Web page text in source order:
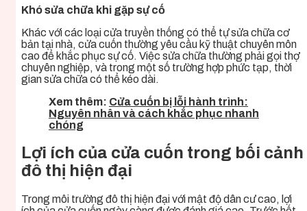
Khó sửa chữa khi gặp sự cố
Khác với các loại cửa truyền thống có thể tự sửa chữa cơ
bản tại nhà, cửa cuốn thường yêu cầu kỹ thuật chuyên môn
cao để khắc phục sự cố. Việc sửa chữa thường phải gọi thợ
chuyên nghiệp, và trong một số trường hợp phức tạp, thời
gian sửa chữa có thể kéo dài.
Xem thêm: Cửa cuốn bị lỗi hành trình:
Nguyên nhân và cách khắc phục nhanh
chóng
Lợi ích của cửa cuốn trong bối cảnh
đô thị hiện đại
Trong môi trường đô thị hiện đại với mật độ dân cư cao, lợi